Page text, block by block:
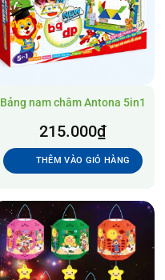
Bảng nam châm Antona 5in1
215.000₫
THÊM VÀO GIỎ HÀNG